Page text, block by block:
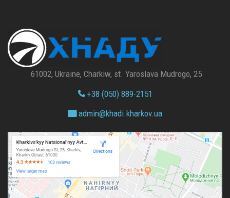
61002, Ukraine, Charkiw, st. Yaroslava Mudrogo, 25
+38 (050) 889-2151
admin@khadi.kharkov.ua